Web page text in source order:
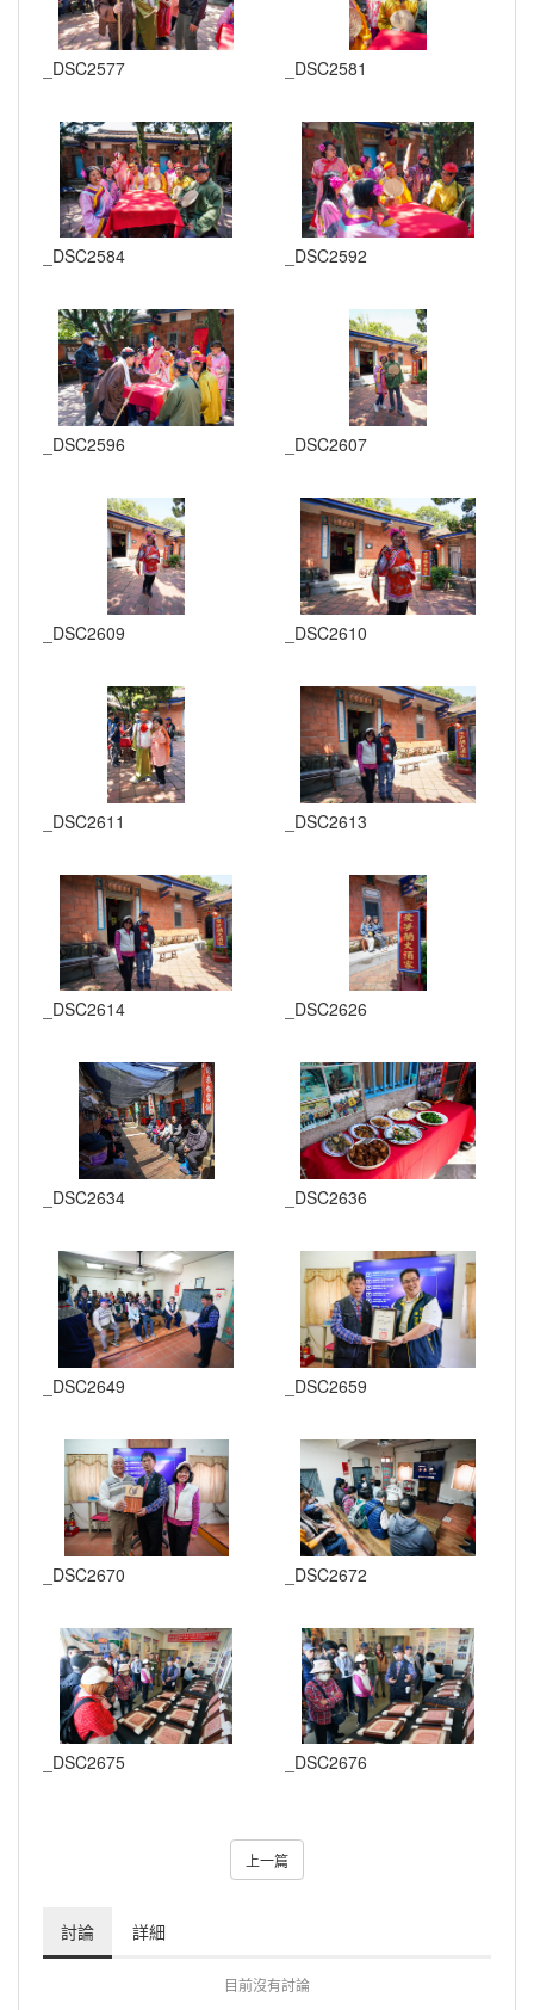
_DSC2577 _DSC2581
_DSC2584 _DSC2592
_DSC2596 _DSC2607
_DSC2609 _DSC2610
_DSC2611 _DSC2613
_DSC2614 _DSC2626
_DSC2634 _DSC2636
_DSC2649 _DSC2659
_DSC2670 _DSC2672
_DSC2675 _DSC2676
上一篇
討論 詳細
目前沒有討論